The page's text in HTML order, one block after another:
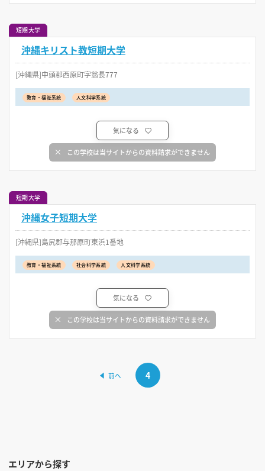
短期大学
沖縄キリスト教短期大学
[沖縄県]中頭郡西原町字翁長777
教育・福祉系統 人文科学系統
気になる
この学校は当サイトからの資料請求ができません
短期大学
沖縄女子短期大学
[沖縄県]島尻郡与那原町東浜1番地
教育・福祉系統 社会科学系統 人文科学系統
気になる
この学校は当サイトからの資料請求ができません
4
エリアから探す